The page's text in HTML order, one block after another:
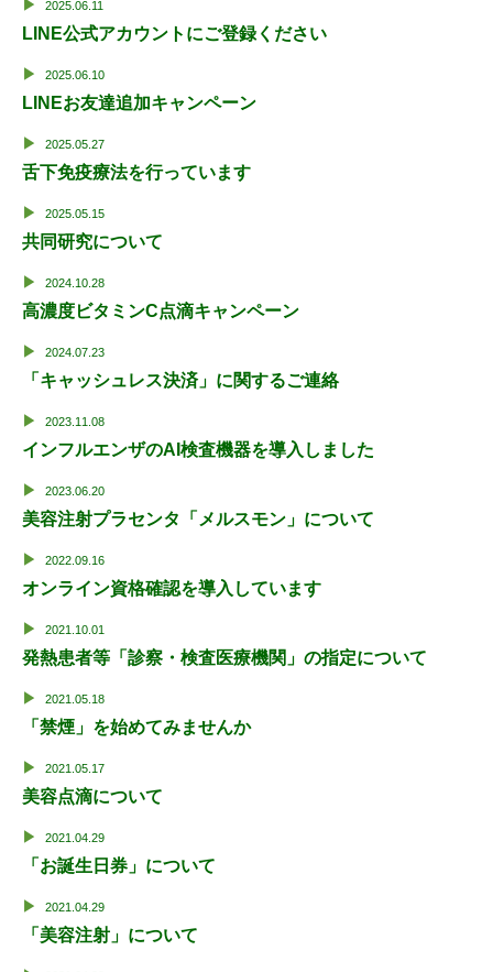
2025.06.11
LINE公式アカウントにご登録ください
2025.06.10
LINEお友達追加キャンペーン
2025.05.27
舌下免疫療法を行っています
2025.05.15
共同研究について
2024.10.28
高濃度ビタミンC点滴キャンペーン
2024.07.23
「キャッシュレス決済」に関するご連絡
2023.11.08
インフルエンザのAI検査機器を導入しました
2023.06.20
美容注射プラセンタ「メルスモン」について
2022.09.16
オンライン資格確認を導入しています
2021.10.01
発熱患者等「診察・検査医療機関」の指定について
2021.05.18
「禁煙」を始めてみませんか
2021.05.17
美容点滴について
2021.04.29
「お誕生日券」について
2021.04.29
「美容注射」について